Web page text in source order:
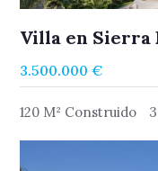
Villa en Sierra
3.500.000 €
120 M² Construido
Reciba
promociones y